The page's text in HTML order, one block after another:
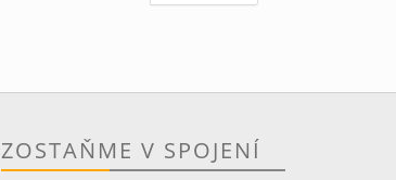
ZOSTAŇME V SPOJENÍ